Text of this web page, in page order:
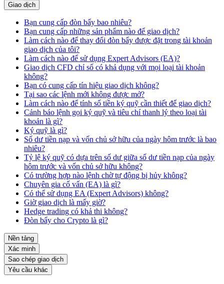
Giao dịch
Bạn cung cấp đòn bẩy bao nhiêu?
Bạn cung cấp những sản phẩm nào để giao dịch?
Làm cách nào để thay đổi đòn bẩy được đặt trong tài khoản
giao dịch của tôi?
Làm cách nào để sử dụng Expert Advisors (EA)?
Giao dịch CFD chỉ số có khả dụng với mọi loại tài khoản
không?
Bạn có cung cấp tín hiệu giao dịch không?
Tại sao các lệnh mới không được mở?
Làm cách nào để tính số tiền ký quỹ cần thiết để giao dịch?
Cảnh báo lệnh gọi ký quỹ và tiêu chí thanh lý theo loại tài
khoản là gì?
Ký quỹ là gì?
Số dư tiền nạp và vốn chủ sở hữu của ngày hôm trước là bao
nhiêu?
Tỷ lệ ký quỹ có dựa trên số dư giữa số dư tiền nạp của ngày
hôm trước và vốn chủ sở hữu không?
Có trường hợp nào lệnh chờ tự động bị hủy không?
Chuyên gia cố vấn (EA) là gì?
Có thể sử dụng EA (Expert Advisors) không?
Giờ giao dịch là mấy giờ?
Hedge trading có khả thi không?
Đòn bẩy cho Crypto là gì?
Nền tảng
Xác minh
Sao chép giao dịch
Yêu cầu khác